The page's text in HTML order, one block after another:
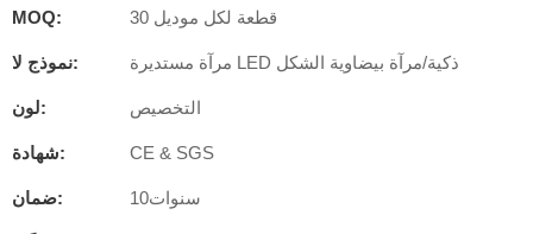
MOQ: 30 قطعة لكل موديل
نموذج لا: مرآة مستديرة LED ذكية/مرآة بيضاوية الشكل
لون: التخصيص
شهادة: CE & SGS
ضمان: سنوات10